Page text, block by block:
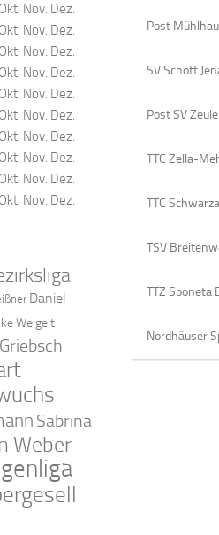
Okt. Nov. Dez.
Okt. Nov. Dez.
Okt. Nov. Dez.
Okt. Nov. Dez.
Okt. Nov. Dez.
Okt. Nov. Dez.
Okt. Nov. Dez.
Okt. Nov. Dez.
Okt. Nov. Dez.
Okt. Nov. Dez.
Daniel
Weigelt
Sabrina
Weber
Post
SV Schott
Post SV
TTC Zella-
TTC Schwarza
TSV
TTZ Sponeta
Nordhäuser